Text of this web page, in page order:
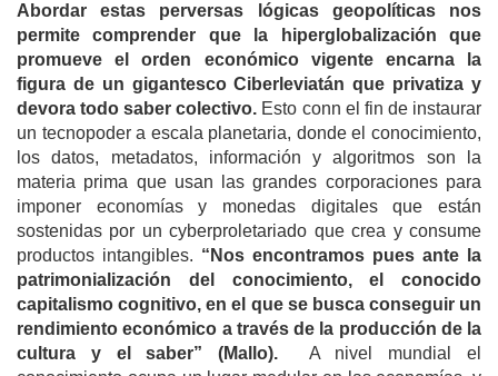
Abordar estas perversas lógicas geopolíticas nos
permite comprender que la hiperglobalización que
promueve el orden económico vigente encarna la
figura de un gigantesco Ciberleviatán que privatiza y
devora todo saber colectivo. Esto conn el fin de instaurar
un tecnopoder a escala planetaria, donde el conocimiento,
los datos, metadatos, información y algoritmos son la
materia prima que usan las grandes corporacionespara
imponer economías y monedas digitales que están
sostenidas por un cyberproletariado que crea y consume
productos intangibles. “Nos encontramos pues ante la
patrimonialización del conocimiento, el conocido
capitalismo cognitivo, en el que se busca conseguir un
rendimiento económico a través de la producción de la
cultura y el saber” (Mallo).
A nivel mundial
el